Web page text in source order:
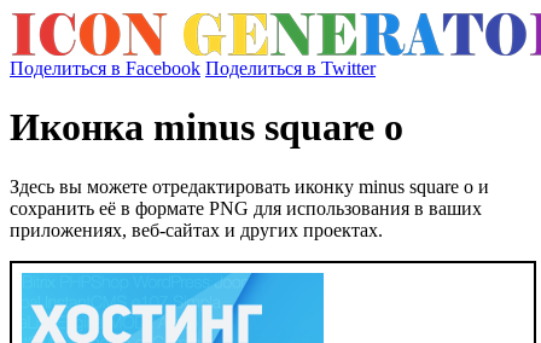
Поделиться в Facebook Поделиться в Twitter
Иконка minus square o
Здесь вы можете отредактировать иконку minus square o и
сохранить её в формате PNG для использования в ваших
приложениях, веб-сайтах и других проектах.